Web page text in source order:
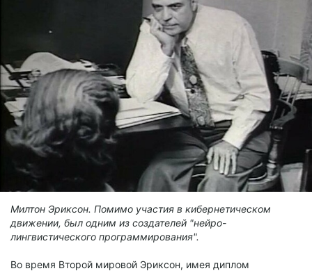
Милтон Эриксон. Помимо участия в кибернетическом
движении, был одним из создателей "нейро-
лингвистического программирования".
Во время Второй мировой Эриксон, имея диплом